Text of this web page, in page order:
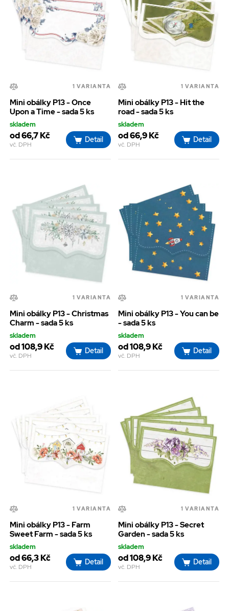
1 VARIANTA
Mini obálky P13 - Once
Upon a Time - sada 5 ks
skladem
od 66,7 Kč
vč. DPH
Detail
1 VARIANTA
Mini obálky P13 - Hit the
road - sada 5 ks
skladem
od 66,9 Kč
vč. DPH
Detail
1 VARIANTA
Mini obálky P13 - Christmas
Charm - sada 5 ks
skladem
od 108,9 Kč
vč. DPH
Detail
1 VARIANTA
Mini obálky P13 - You can be
- sada 5 ks
skladem
od 108,9 Kč
vč. DPH
Detail
1 VARIANTA
Mini obálky P13 - Farm
Sweet Farm - sada 5 ks
skladem
od 66,3 Kč
vč. DPH
Detail
1 VARIANTA
Mini obálky P13 - Secret
Garden - sada 5 ks
skladem
od 108,9 Kč
vč. DPH
Detail